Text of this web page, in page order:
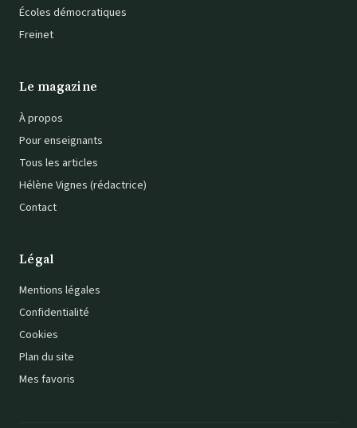
Écoles démocratiques
Freinet
Le magazine
À propos
Pour enseignants
Tous les articles
Hélène Vignes (rédactrice)
Contact
Légal
Mentions légales
Confidentialité
Cookies
Plan du site
Mes favoris